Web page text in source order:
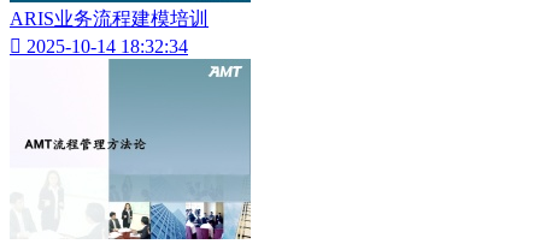
ARIS业务流程建模培训
 2025-10-14 18:32:34